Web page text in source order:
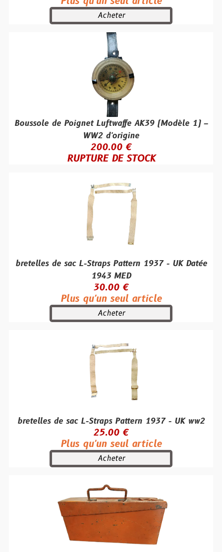
Acheter
Boussole de Poignet Luftwaffe AK39 (Modèle 1) –
WW2 d'origine
200.00 €
RUPTURE DE STOCK
bretelles de sac L-Straps Pattern 1937 - UK Datée
1943 MED
30.00 €
Plus qu'un seul article
Acheter
bretelles de sac L-Straps Pattern 1937 - UK ww2
25.00 €
Plus qu'un seul article
Acheter